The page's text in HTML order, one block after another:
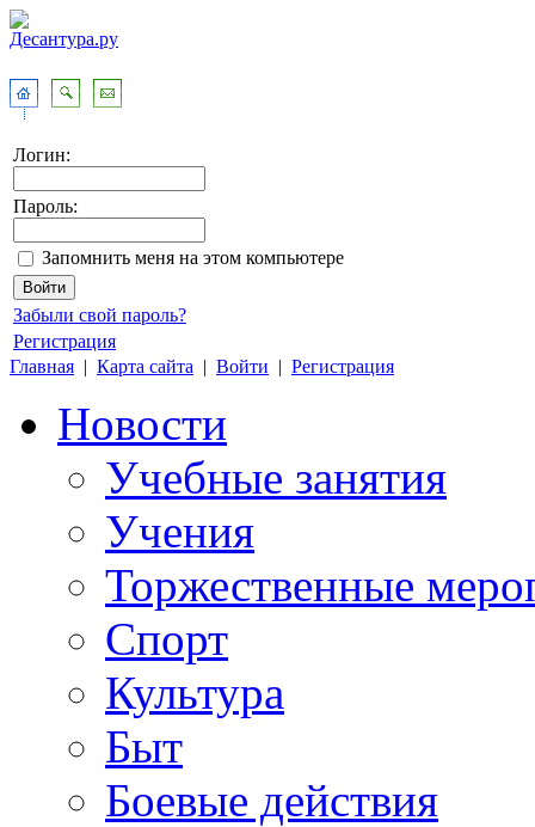
Логин:
Пароль:
Запомнить меня на этом компьютере
Забыли свой пароль?
Регистрация
Главная | Карта сайта | Войти | Регистрация
Новости
Учебные занятия
Учения
Торжественные
Спорт
Культура
Быт
Боевые действия